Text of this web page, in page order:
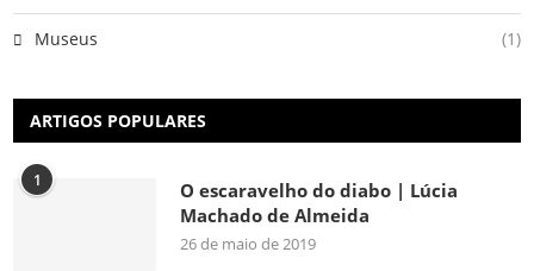
Museus (1)
ARTIGOS POPULARES
1
O escaravelho do diabo | Lúcia
Machado de Almeida
26 de maio de 2019